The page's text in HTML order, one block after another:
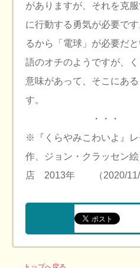
がありますが、それを克
に行動する勇気が必要で
るから「電球」が必要だ
語のオチのようですが、
意味があって、そこにあ
す。
・・・
※『くらやみこわいよ』レ
作、ジョン・クラッセン
店 2013年 （2020/11/